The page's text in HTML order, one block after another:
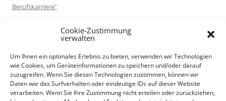
Cookie-Zustimmung
verwalten
Um Ihnen ein optimales Erlebnis zu bieten, verwenden wir Technologien
wie Cookies, um Geräteinformationen zu speichern und/oder darauf
zuzugreifen. Wenn Sie diesen Technologien zustimmen, können wir
Daten wie das Surfverhalten oder eindeutige IDs auf dieser Website
verarbeiten. Wenn Sie Ihre Zustimmung nicht erteilen oder zurückziehen,
Berufskarriere"
einkommensteuerpflichtig
Serie: Schlussabrechnungen der Coronahilfen: Schlussabrechnung
versäumt: VG Düsseldorf bestätigt volle Rückforderung
FinMin Mecklenburg-Vorpommern: Umsatzsteuer bei
Krankenfahrten durch Taxi- und Mietwagenunternehmer